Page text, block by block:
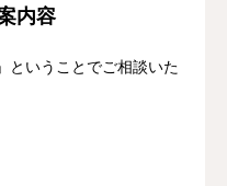
内容
ということでご相談いた